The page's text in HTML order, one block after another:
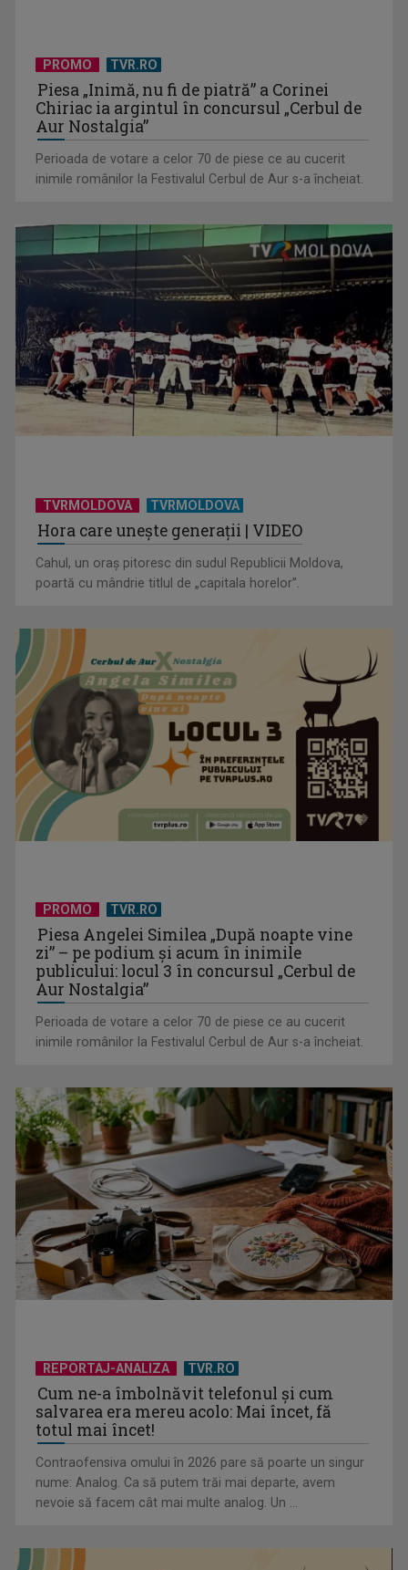
Croația, între cetăți medievale și insule de poveste
Otita la câini și pisici: ce trebuie să știe orice proprietar
Castelele Albaniei, povești de piatră din inima Balcanilor
Tavë Kosi, deliciul albanez cu influențe turcești
Curiozități despre Albania
Albania, un paradis al Balcanilor
PROMO TVR.RO
Piesa „Inimă, nu fi de piatră” a Corinei
Chiriac ia argintul în concursul „Cerbul de
Aur Nostalgia”
Perioada de votare a celor 70 de piese ce au cucerit
inimile românilor la Festivalul Cerbul de Aur s-a încheiat.
TVRMOLDOVA TVRMOLDOVA
Hora care unește generații | VIDEO
Cahul, un oraș pitoresc din sudul Republicii Moldova,
poartă cu mândrie titlul de „capitala horelor”.
PROMO TVR.RO
Piesa Angelei Similea „După noapte vine
zi” – pe podium şi acum în inimile
publicului: locul 3 în concursul „Cerbul de
Aur Nostalgia”
Perioada de votare a celor 70 de piese ce au cucerit
inimile românilor la Festivalul Cerbul de Aur s-a încheiat.
REPORTAJ-ANALIZA TVR.RO
Cum ne-a îmbolnăvit telefonul și cum
salvarea era mereu acolo: Mai încet, fă
totul mai încet!
Contraofensiva omului în 2026 pare să poarte un singur
nume: Analog. Ca să putem trăi mai departe, avem
nevoie să facem cât mai multe analog. Un ...